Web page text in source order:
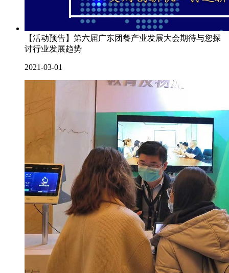
【活动预告】第六届广东团餐产业发展大会期待与您探
讨行业发展趋势
2021-03-01